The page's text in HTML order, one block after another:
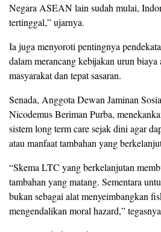
Negara ASEAN lain sudah mulai,
tertinggal,” ujarnya.
Ia juga menyoroti pentingnya
dalam merancang kebijakan urun biaya
masyarakat dan tepat sasaran.
Senada, Anggota Dewan Jaminan
Nicodemus Beriman Purba,
sistem long term care sejak dini agar
atau manfaat tambahan yang
“Skema LTC yang berkelanjutan
tambahan yang matang. Sementara
bukan sebagai alat menyeimbangkan
mengendalikan moral hazard,”